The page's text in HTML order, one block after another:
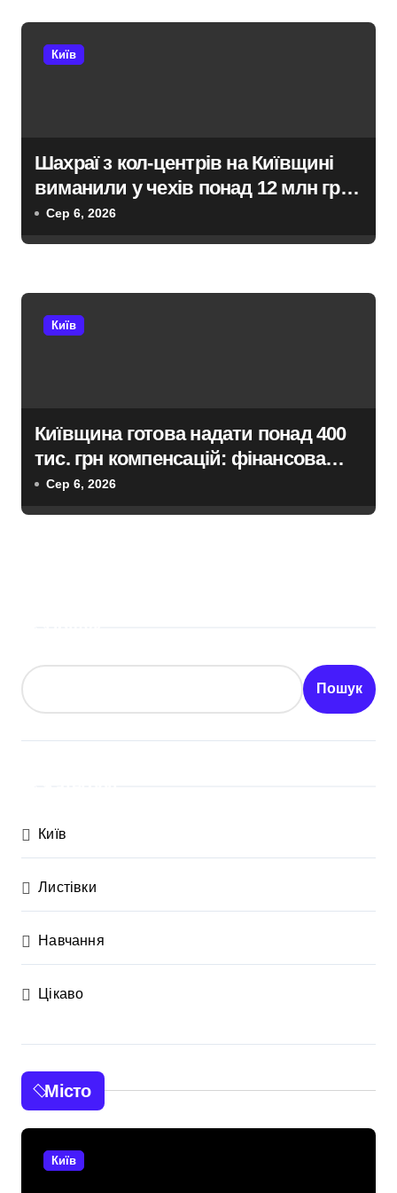
і
Київ
Шахраї з кол-центрів на Київщині
виманили у чехів понад 12 млн грн:
організаторів чекає судові розгляди
Сер 6, 2026
Київ
Київщина готова надати понад 400
тис. грн компенсацій: фінансова
підтримка для постраждалих від
Сер 6, 2026
Пошук
Київ
Листівки
Навчання
Цікаво
Місто
Київ